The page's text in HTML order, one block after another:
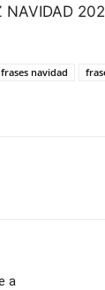
NAVIDAD
frases navidad
a